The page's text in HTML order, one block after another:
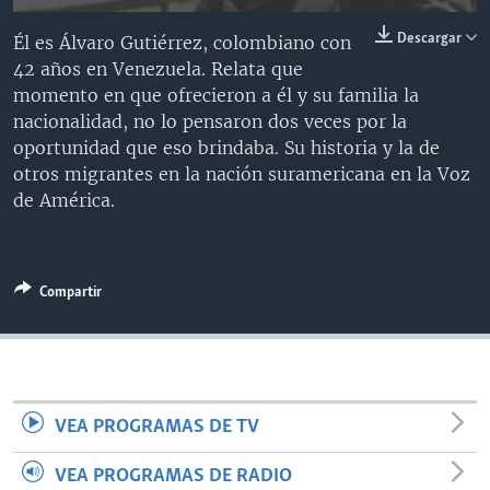
ENTRETENIMIENTO Y CULTURA
TECNOLOGÍA
DEPORTES
CIENCIA Y SALUD
FOTOGRAFÍA
AUDIOS
EL MUNDO AL DÍA
FORO INTERAMERICANO
VISIÓN 360
RADIO
AVANCE INFORMATIVO
AUDIONOTICIAS
EL MUNDO AL DÍA [RADIO]
FORO [RADIO]
NOTA ECONÓMICA
ENTRETENIMIENTO
DOCUMENTALES DE LA VOA
SÍGANOS
Idiomas
Descargar
Él es Álvaro Gutiérrez, colombiano con
42 años en Venezuela. Relata que
momento en que ofrecieron a él y su familia la
nacionalidad, no lo pensaron dos veces por la
oportunidad que eso brindaba. Su historia y la de
otros migrantes en la nación suramericana en la Voz
de América.
Compartir
VEA PROGRAMAS DE TV
VEA PROGRAMAS DE RADIO